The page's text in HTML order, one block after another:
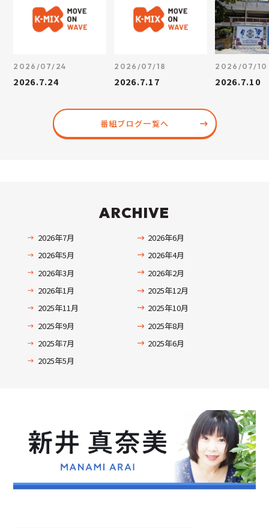
2026/07/24
2026.7.24
2026/07/18
2026.7.17
2026/07/10
2026.7.10
番組ブログ一覧へ
ARCHIVE
2026年7月
2026年6月
2026年5月
2026年4月
2026年3月
2026年2月
2026年1月
2025年12月
2025年11月
2025年10月
2025年9月
2025年8月
2025年7月
2025年6月
2025年5月